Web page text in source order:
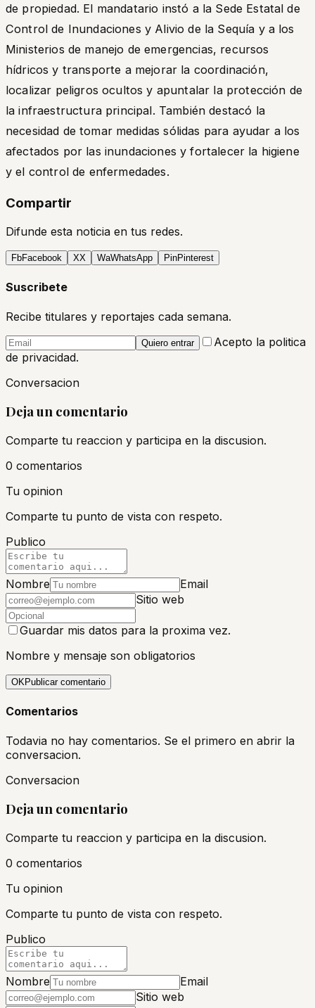
de propiedad. El mandatario instó a la Sede Estatal de
Control de Inundaciones y Alivio de la Sequía y a los
Ministerios de manejo de emergencias, recursos
hídricos y transporte a mejorar la coordinación,
localizar peligros ocultos y apuntalar la protección de
la infraestructura principal. También destacó la
necesidad de tomar medidas sólidas para ayudar a los
afectados por las inundaciones y fortalecer la higiene
y el control de enfermedades.
Compartir
Difunde esta noticia en tus redes.
FbFacebook XX WaWhatsApp PinPinterest
Suscribete
Recibe titulares y reportajes cada semana.
Quiero entrar
Acepto la politica
de privacidad.
Conversacion
Deja un comentario
Comparte tu reaccion y participa en la discusion.
0 comentarios
Tu opinion
Comparte tu punto de vista con respeto.
Publico
Nombre
Email
Sitio web
Guardar mis datos para la proxima vez.
Nombre y mensaje son obligatorios
OKPublicar comentario
Comentarios
Todavia no hay comentarios. Se el primero en abrir la
conversacion.
Conversacion
Deja un comentario
Comparte tu reaccion y participa en la discusion.
0 comentarios
Tu opinion
Comparte tu punto de vista con respeto.
Publico
Nombre
Email
Sitio web